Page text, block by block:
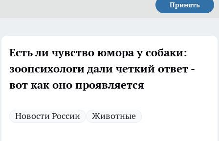
Принять
Есть ли чувство юмора у собаки:
зоопсихологи дали четкий ответ -
вот как оно проявляется
Новости России Животные